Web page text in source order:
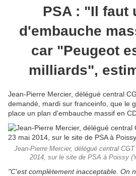
PSA : "Il faut
d'embauche
car "Peugeot
milliards",
Jean-Pierre Mercier, délégué central
demandé, mardi sur franceinfo, que le
place un plan d'embauche massif en
Jean-Pierre Mercier, délégué central
2014, sur le site de PSA à Poissy
"C'est complètement inacceptable. On